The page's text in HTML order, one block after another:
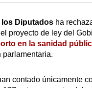
Diputados ha
proyecto de ley del
en la sanidad
parlamentaria.
contado únicamente